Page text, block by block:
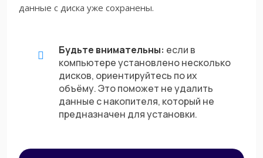
данные с диска уже сохранены.
Будьте внимательны: если в
компьютере установлено несколько
дисков, ориентируйтесь по их
объёму. Это поможет не удалить
данные с накопителя, который не
предназначен для установки.